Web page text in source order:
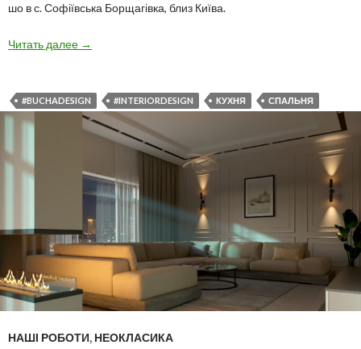
шо в с. Софіївська Борщагівка, близ Київа.
Читать далее Дизайн
ЖК
Волошкове
→
#BUCHADESIGN #INTERIORDESIGN КУХНЯ СПАЛЬНЯ
НАШІ РОБОТИ, НЕОКЛАСИКА